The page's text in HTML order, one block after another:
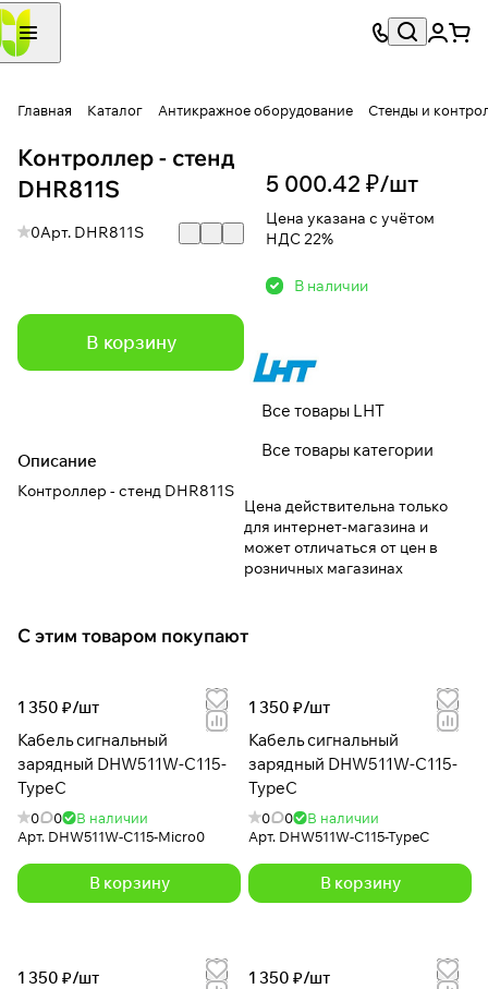
Главная Каталог Антикражное оборудование Стенды и
Контроллер - стенд
DHR811S
0Арт. DHR811S
В корзину
Описание
Контроллер - стенд DHR811S
5 000.42 ₽/шт
Цена указана с учётом
НДС 22%
В наличии
Все товары LHT
Все товары категории
Цена действительна только
для интернет-магазина и
может отличаться от цен в
розничных магазинах
С этим товаром покупают
1 350 ₽/шт
Кабель сигнальный
зарядный DHW511W-C115-
TypeC
0 0
В наличии
Арт. DHW511W-C115-Micro0
В корзину
1 350 ₽/шт
Кабель сигнальный
зарядный DHW511W-C115-
TypeC
0 0
В наличии
Арт. DHW511W-C115-TypeC
В корзину
1 350 ₽/шт
1 350 ₽/шт